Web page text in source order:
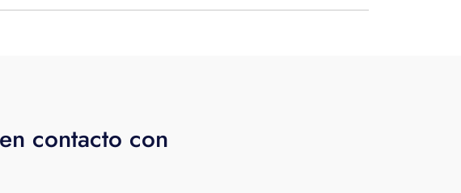
contacto con